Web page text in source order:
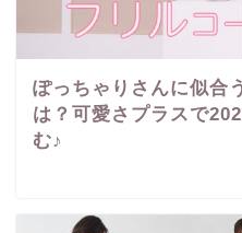
ぽっちゃりさんに似合
は？可愛さプラスで
む♪